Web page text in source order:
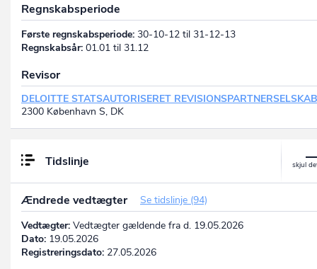
Regnskabsperiode
Første regnskabsperiode: 30-10-12 til 31-12-13
Regnskabsår: 01.01 til 31.12
Revisor
DELOITTE STATSAUTORISERET REVISIONSPARTNERSELSKAB
2300 København S, DK
Tidslinje
Ændrede vedtægter
Se tidslinje (94)
Vedtægter: Vedtægter gældende fra d. 19.05.2026
Dato: 19.05.2026
Registreringsdato: 27.05.2026